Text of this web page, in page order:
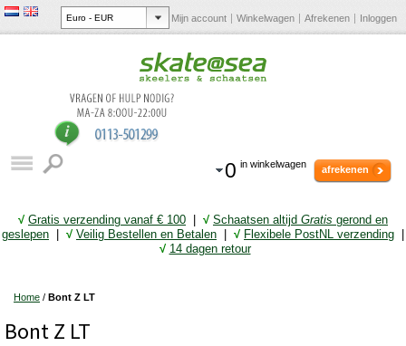
Mijn account Winkelwagen Afrekenen Inloggen
0 in winkelwagen afrekenen
√ Gratis verzending vanaf € 100 √ Schaatsen altijd Gratis gerond en
geslepen
√ Veilig Bestellen en Betalen √ Flexibele PostNL verzending
√ 14 dagen retour
Home / Bont Z LT
Bont Z LT